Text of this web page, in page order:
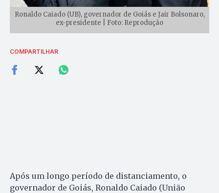
Ronaldo Caiado (UB), governador de Goiás e Jair Bolsonaro,
ex-presidente | Foto: Reprodução
COMPARTILHAR
Após um longo período de distanciamento, o
governador de Goiás, Ronaldo Caiado (União